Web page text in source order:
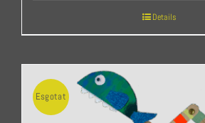
Details
Esgotat